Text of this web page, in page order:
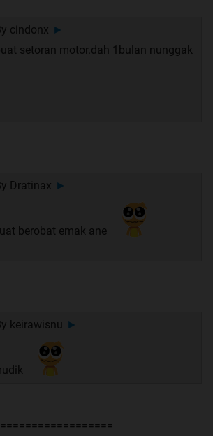
cindonx ►
setoran motor.dah 1bulan nunggak
Dratinax ►
berobat emak ane
keirawisnu ►
==================